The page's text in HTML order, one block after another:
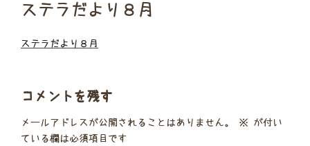
ステラだより８月
ステラだより８月
コメントを残す
メールアドレスが公開されることはありません。 ※ が付い
ている欄は必須項目です